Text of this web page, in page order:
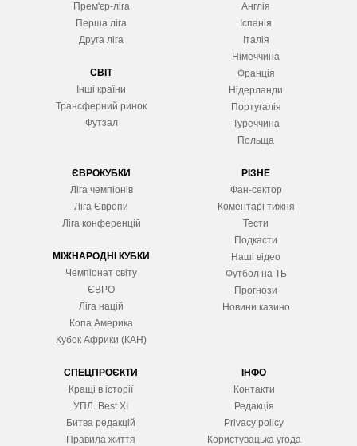
Прем'єр-ліга
Перша ліга
Друга ліга
СВІТ
Інші країни
Трансферний ринок
Футзал
Англія
Іспанія
Італія
Німеччина
Франція
Нідерланди
Португалія
Туреччина
Польща
ЄВРОКУБКИ
Ліга чемпіонів
Ліга Європи
Ліга конференцій
МІЖНАРОДНІ КУБКИ
Чемпіонат світу
ЄВРО
Ліга націй
Копа Америка
Кубок Африки (КАН)
РІЗНЕ
Фан-сектор
Коментарі тижня
Тести
Подкасти
Наші відео
Футбол на ТБ
Прогнози
Новини казино
СПЕЦПРОЄКТИ
Кращі в історії
УПЛ. Best XІ
Битва редакцій
Правила життя
ІНФО
Контакти
Редакція
Privacy policy
Користувацька угода